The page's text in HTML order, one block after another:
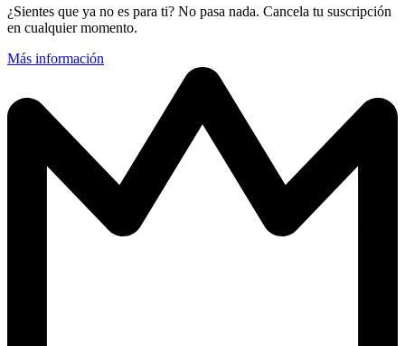
¿Sientes que ya no es para ti? No pasa nada. Cancela tu suscripción
en cualquier momento.
Más información